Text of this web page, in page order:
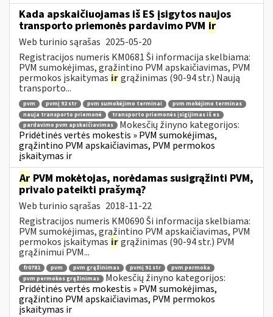
Kada apskaičiuojamas iš ES įsigytos naujos
transporto priemonės pardavimo PVM ir
Web turinio sąrašas 2025-05-20
Registracijos numeris KM0681 Ši informacija skelbiama:
PVM sumokėjimas, grąžintino PVM apskaičiavimas, PVM
permokos įskaitymas irgrąžinimas (90-94 str.) Naują
transporto...
pvm pvmį 92 str pvm sumokėjimo terminai
pvm mokėjimo terminas
nauja transporto priemonė
transporto priemonės įsigijimas iš es
pardavimo pvm apskaičiavimas
Mokesčių žinyno kategorijos:
Pridėtinės vertės mokestis » PVM sumokėjimas,
grąžintino PVM apskaičiavimas, PVM permokos
įskaitymas ir
Ar PVM mokėtojas, norėdamas susigrąžinti PVM,
privalo pateikti prašymą?
Web turinio sąrašas 2018-11-22
Registracijos numeris KM0690 Ši informacija skelbiama:
PVM sumokėjimas, grąžintino PVM apskaičiavimas, PVM
permokos įskaitymas irgrąžinimas (90-94 str.) PVM
grąžinimui PVM...
fr0781 pvm pvm grąžinimas pvmį 91 str
pvm permoka
pvm permokos grąžinimas
Mokesčių žinyno kategorijos:
Pridėtinės vertės mokestis » PVM sumokėjimas,
grąžintino PVM apskaičiavimas, PVM permokos
įskaitymas ir